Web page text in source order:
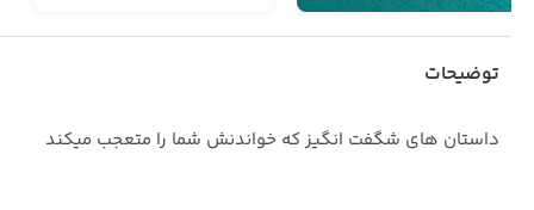
توضیحات
داستان های شگفت انگیز که خواندنش شما را متعجب میکند